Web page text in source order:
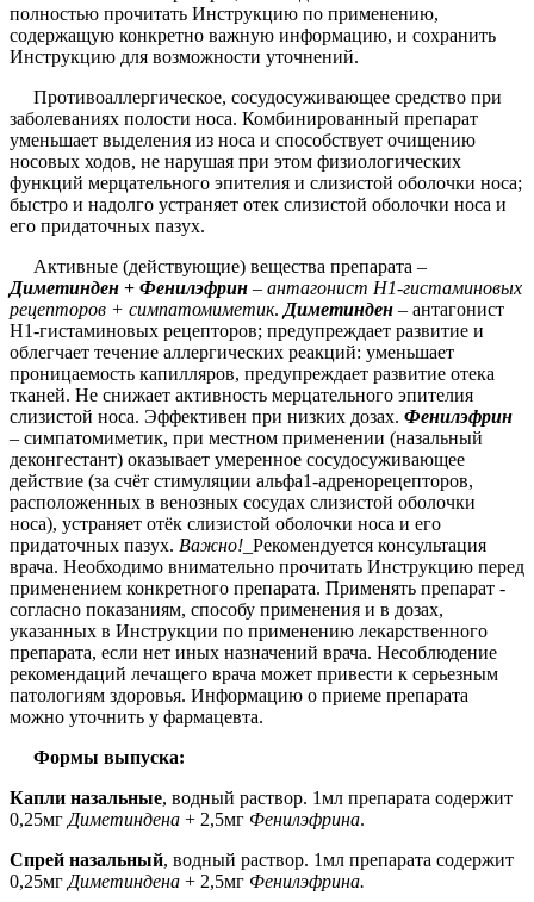
полностью прочитать Инструкцию по применению,
содержащую конкретно важную информацию, и сохранить
Инструкцию для возможности уточнений.
Противоаллергическое, сосудосуживающее средство при
заболеваниях полости носа. Комбинированный препарат
уменьшает выделения из носа и способствует очищению
носовых ходов, не нарушая при этом физиологических
функций мерцательного эпителия и слизистой оболочки носа;
быстро и надолго устраняет отек слизистой оболочки носа и
его придаточных пазух.
Активные (действующие) вещества препарата –
Диметинден + Фенилэфрин – антагонист H1-гистаминовых
рецепторов + симпатомиметик. Диметинден – антагонист
H1-гистаминовых рецепторов; предупреждает развитие и
облегчает течение аллергических реакций: уменьшает
проницаемость капилляров, предупреждает развитие отека
тканей. Не снижает активность мерцательного эпителия
слизистой носа. Эффективен при низких дозах. Фенилэфрин
– симпатомиметик, при местном применении (назальный
деконгестант) оказывает умеренное сосудосуживающее
действие (за счёт стимуляции альфа1-адренорецепторов,
расположенных в венозных сосудах слизистой оболочки
носа), устраняет отёк слизистой оболочки носа и его
придаточных пазух. Важно! _Рекомендуется консультация
врача. Необходимо внимательно прочитать Инструкцию перед
применением конкретного препарата. Применять препарат -
согласно показаниям, способу применения и в дозах,
указанных в Инструкции по применению лекарственного
препарата, если нет иных назначений врача. Несоблюдение
рекомендаций лечащего врача может привести к серьезным
патологиям здоровья. Информацию о приеме препарата
можно уточнить у фармацевта.
Формы выпуска:
Капли назальные, водный раствор. 1мл препарата содержит
0,25мг Диметиндена + 2,5мг Фенилэфрина.
Спрей назальный, водный раствор. 1мл препарата содержит
0,25мг Диметиндена + 2,5мг Фенилэфрина.